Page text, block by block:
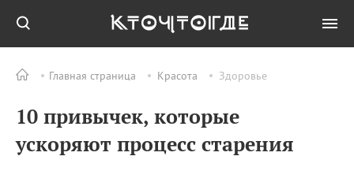
Главная страница Красота Здоровье
10 привычек, которые
ускоряют процесс старения